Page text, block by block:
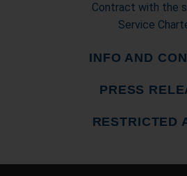
Contract with the
Service
INFO AND
PRESS
RESTRICTED